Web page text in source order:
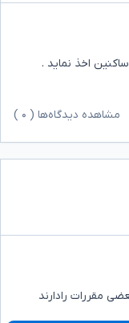
اخذ نماید .
مشاهده دیدگاه‌ها ( ۰
مقررات رادارند